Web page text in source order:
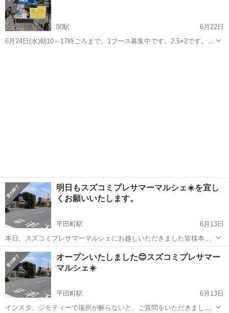
そんなコメントをいた...
関駅
6月22日
6月24日(水)朝10～17時ごろまで。1ブース募集中です。2.5×2です。出
明日もスズコミプレサマーマルシェ☀️を宜し
くお願いいたします。
平田町駅
6月13日
本日、スズコミプレサマーマルシェにお越しいただきました皆様本当
にありがとうございました。 沢山の方にインスタ見ました😊 ジモティ
ーの告知見ました😊 と、お声がけいただきまして、スタッフ一同嬉し
くて、２日間頑張ろう💪と、パ...
三重 鈴鹿市 平田町駅 フリーマーケット ペア
オープンいたしました😊スズコミプレサマー
マルシェ☀️
平田町駅
6月13日
インスタ、ジモティーで場所が解らないと、ご質問をいただきました